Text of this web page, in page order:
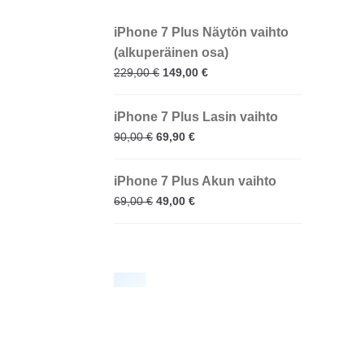
iPhone 7 Plus Näytön vaihto
(alkuperäinen osa)
229,00€ 149,00€
iPhone 7 Plus Lasin vaihto
90,00€ 69,90€
iPhone 7 Plus Akun vaihto
69,00€ 49,00€